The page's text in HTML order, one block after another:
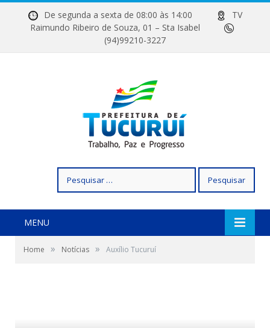
De segunda a sexta de 08:00 às 14:00
TV
Raimundo Ribeiro de Souza, 01 – Sta Isabel
(94)99210-3227
por:
MENU
Home » Notícias » Auxílio Tucuruí